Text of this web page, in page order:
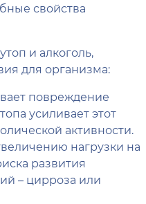
свойства
и алкоголь,
для организма:
повреждение
усиливает этот
активности.
нагрузки на
развития
– цирроза или